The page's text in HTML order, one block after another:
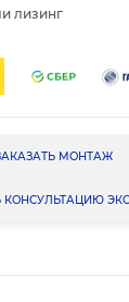
лизинг
МОНТАЖ
КОНСУЛЬТАЦИЮ